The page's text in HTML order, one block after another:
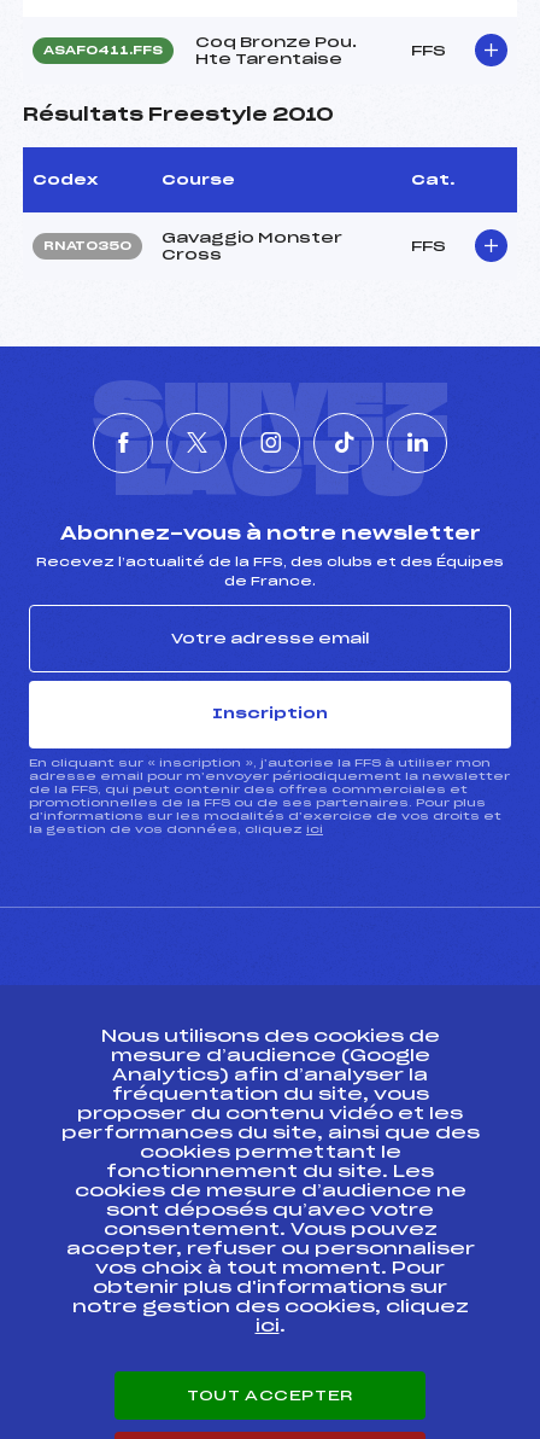
ASAF0411.FFS
Coq Bronze Pou.
Hte Tarentaise
FFS
Résultats Freestyle 2010
Codex Course Cat.
RNAT0350
Gavaggio Monster
Cross
FFS
SUIVEZ
L'ACTU
Abonnez-vous à notre newsletter
Recevez l’actualité de la FFS, des clubs et des Équipes
de France.
Inscription
En cliquant sur « inscription », j’autorise la FFS à utiliser mon
adresse email pour m’envoyer périodiquement la newsletter
de la FFS, qui peut contenir des offres commerciales et
promotionnelles de la FFS ou de ses partenaires. Pour plus
d’informations sur les modalités d’exercice de vos droits et
la gestion de vos données, cliquez ici
ESPACE PRESSE
Ressources
Pass’Neige
Projet sportif fédéral
Projet de performance fédéral
Antidopage
Pôle Développement, Formation, Suivi
Scientifique
Listes ministérielles
Pôle vie de l’athlète
Carrières
Nous utilisons des cookies de
mesure d’audience (Google
Analytics) afin d’analyser la
fréquentation du site, vous
proposer du contenu vidéo et les
performances du site, ainsi que des
cookies permettant le
fonctionnement du site. Les
cookies de mesure d’audience ne
sont déposés qu’avec votre
consentement. Vous pouvez
accepter, refuser ou personnaliser
vos choix à tout moment. Pour
obtenir plus d'informations sur
notre gestion des cookies, cliquez
ici.
TOUT ACCEPTER